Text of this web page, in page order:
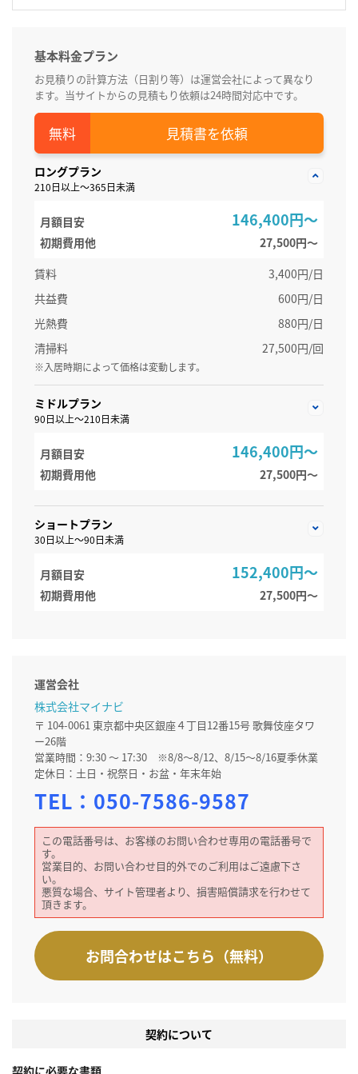
基本料金プラン
お見積りの計算方法（日割り等）は運営会社によって異なり
ます。当サイトからの見積もり依頼は24時間対応中です。
見積書を依頼
ロングプラン
210日以上～365日未満
月額目安 146,400円～
初期費用他
27,500円〜
賃料
3,400円/日
共益費
600円/日
光熱費
880円/日
清掃料
27,500円/回
※入居時期によって価格は変動します。
ミドルプラン
90日以上～210日未満
月額目安 146,400円～
初期費用他 27,500円〜
ショートプラン
30日以上～90日未満
月額目安 152,400円～
初期費用他 27,500円〜
運営会社
株式会社マイナビ
〒 104-0061 東京都中央区銀座４丁目12番15号 歌舞伎座タワ
ー26階
営業時間：9:30 ～ 17:30 ※8/8～8/12、8/15～8/16夏季休業
定休日：土日・祝祭日・お盆・年末年始
TEL： 050-7586-9587
この電話番号は、お客様のお問い合わせ専用の電話番号で
す。
営業目的、お問い合わせ目的外でのご利用はご遠慮下さ
い。
悪質な場合、サイト管理者より、損害賠償請求を行わせて
頂きます。
お問合わせはこちら（無料）
契約について